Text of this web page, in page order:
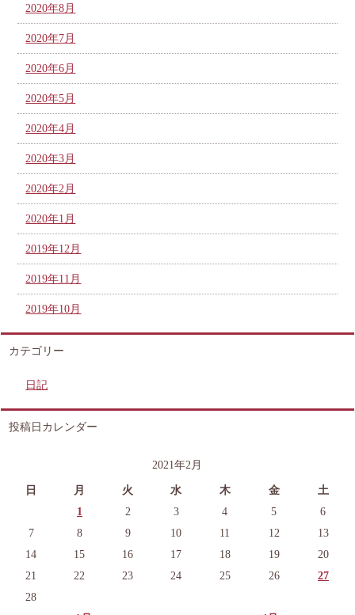
2020年8月
2020年7月
2020年6月
2020年5月
2020年4月
2020年3月
2020年2月
2020年1月
2019年12月
2019年11月
2019年10月
カテゴリー
日記
投稿日カレンダー
2021年2月
日 月 火 水 木 金 土
1 2 3 4 5
6
7
8 9 10 11 12
13
14
15 16 17 18 19
20
21
22 23 24 25 26
27
28